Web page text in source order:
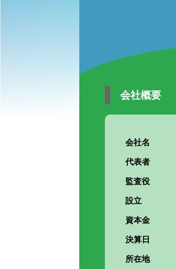
会社概要
会社名
代表者
監査役
設立
資本金
決算日
所在地